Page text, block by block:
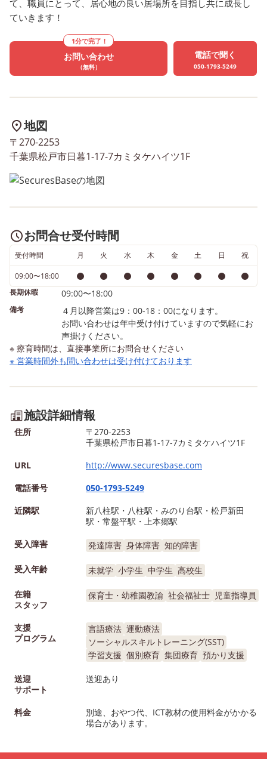
て、職員にとって、居心地の良い居場所を目指し共に成長し
ていきます！
1分で完了！
お問い合わせ
（無料）
電話で聞く
050-1793-5249
地図
〒270-2253
千葉県松戸市日暮1-17-7カミタケハイツ1F
お問合せ受付時間
受付時間 月 火 水 木 金 土 日 祝
09:00〜18:00
長期休暇
09:00〜18:00
備考
４月以降営業は9：00-18：00になります。
お問い合わせは年中受け付けていますので気軽にお
声掛けください。
※ 療育時間は、直接事業所にお問合せください
※ 営業時間外も問い合わせは受け付けております
施設詳細情報
住所
〒270-2253
千葉県松戸市日暮1-17-7カミタケハイツ1F
URL
http://www.securesbase.com
電話番号
050-1793-5249
近隣駅
新八柱駅・八柱駅・みのり台駅・松戸新田
駅・常盤平駅・上本郷駅
受入障害
発達障害 身体障害 知的障害
受入年齢 未就学 小学生 中学生 高校生
在籍
スタッフ
保育士・幼稚園教諭 社会福祉士 児童指導員
支援
プログラム
言語療法 運動療法
ソーシャルスキルトレーニング(SST)
学習支援 個別療育 集団療育 預かり支援
送迎
サポート
送迎あり
料金
別途、おやつ代、ICT教材の使用料金がかかる
場合があります。